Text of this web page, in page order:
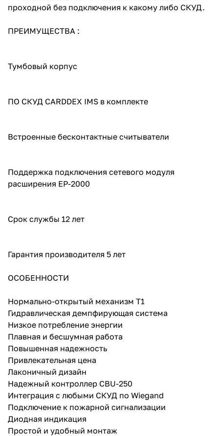
проходной без подключения к какому либо СКУД.
ПРЕИМУЩЕСТВА :
Тумбовый корпус
ПО СКУД CARDDEX IMS в комплекте
Встроенные бесконтактные считыватели
Поддержка подключения сетевого модуля
расширения EP-2000
Срок службы 12 лет
Гарантия производителя 5 лет
ОСОБЕННОСТИ
Нормально-открытый механизм T1
Гидравлическая демпфирующая система
Низкое потребление энергии
Плавная и бесшумная работа
Повышенная надежность
Привлекательная цена
Лаконичный дизайн
Надежный контроллер CBU-250
Интеграция с любыми СКУД по Wiegand
Подключение к пожарной сигнализации
Диодная индикация
Простой и удобный монтаж